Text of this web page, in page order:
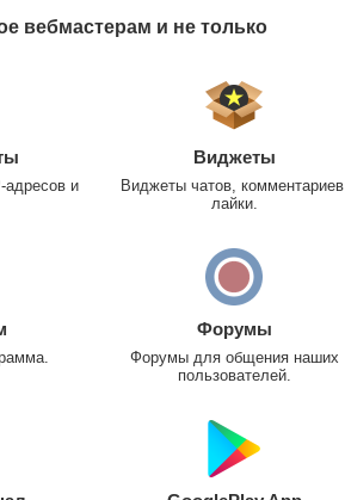
вебмастерам и не только
адресов и
Виджеты
Виджеты чатов,
лайки.
Форумы
Форумы для общения наших
пользователей.